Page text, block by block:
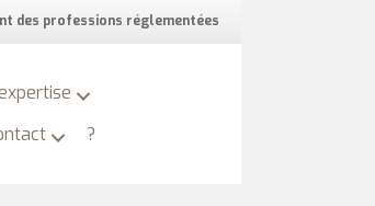
des professions réglementées
?